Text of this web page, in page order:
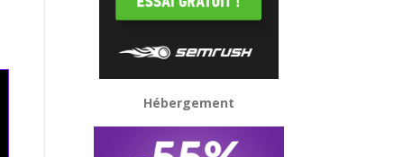
Hébergement